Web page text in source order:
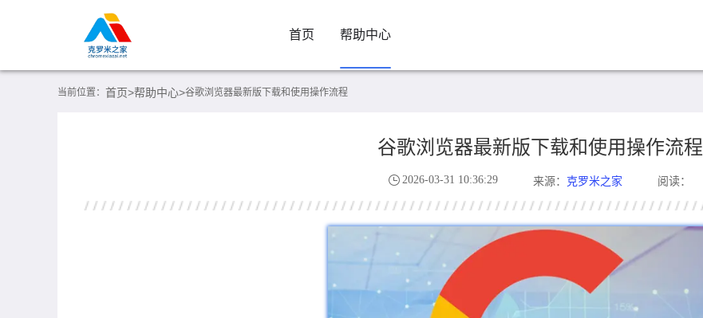
首页 帮助中心
当前位置： 首页>帮助中心>谷歌浏览器最新版下载和使用操作流程
谷歌浏览器最新版下载和使用操作流程
2026-03-31 10:36:29 来源： 克罗米之家 阅读：